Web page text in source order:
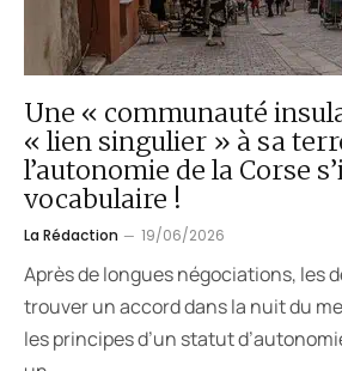
Une « communauté
« lien singulier » à sa
l’autonomie de la Corse
vocabulaire !
La Rédaction 19/06/2026
Après de longues négociations, les
trouver un accord dans la nuit du
les principes d’un statut